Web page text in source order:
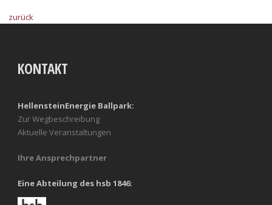
zurück
KONTAKT
HellensteinEnergie Ballpark:
Zur Wegbeschreibung
Aktuelle Veranstaltungen
Ihre Ansprechpartner
Eine Abteilung des hsb 1846: